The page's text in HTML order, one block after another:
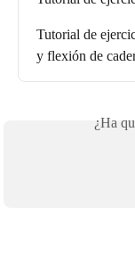
Tutorial de
y flexión de
¿Ha